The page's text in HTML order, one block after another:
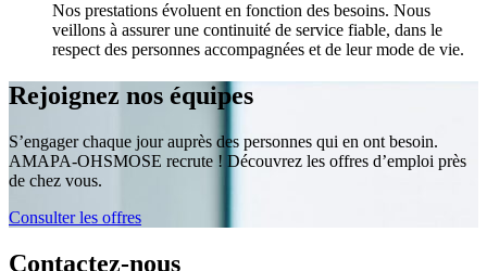
Nos prestations évoluent en fonction des besoins. Nous
veillons à assurer une continuité de service fiable, dans le
respect des personnes accompagnées et de leur mode de vie.
Rejoignez nos équipes
S’engager chaque jour auprès des personnes qui en ont besoin.
AMAPA-OHSMOSE recrute ! Découvrez les offres d’emploi près
de chez vous.
Consulter les offres
Contactez-nous